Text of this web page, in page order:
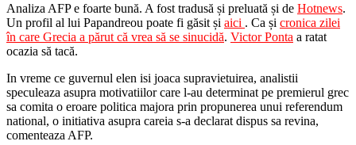
Analiza AFP e foarte bună. A fost tradusă și preluată și de Hotnews.
Un profil al lui Papandreou poate fi găsit și aici . Ca și cronica zilei
în care Grecia a părut că vrea să se sinucidă. Victor Ponta a ratat
ocazia să tacă.
In vreme ce guvernul elen isi joaca supravietuirea, analistii
speculeaza asupra motivatiilor care l-au determinat pe premierul grec
sa comita o eroare politica majora prin propunerea unui referendum
national, o initiativa asupra careia s-a declarat dispus sa revina,
comenteaza AFP.